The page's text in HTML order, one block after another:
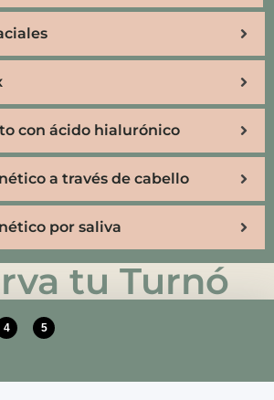
con ácido hialurónico
a través de cabello
por saliva
tu Turnó
4 5